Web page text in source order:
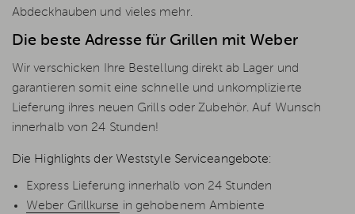
Abdeckhauben und vieles mehr.
Die beste Adresse für Grillen mit Weber
Wir verschicken Ihre Bestellung direkt ab Lager und
garantieren somit eine schnelle und unkomplizierte
Lieferung ihres neuen Grills oder Zubehör. Auf Wunsch
innerhalb von 24 Stunden!
Die Highlights der Weststyle Serviceangebote:
Express Lieferung innerhalb von 24 Stunden
Weber Grillkurse in gehobenem Ambiente